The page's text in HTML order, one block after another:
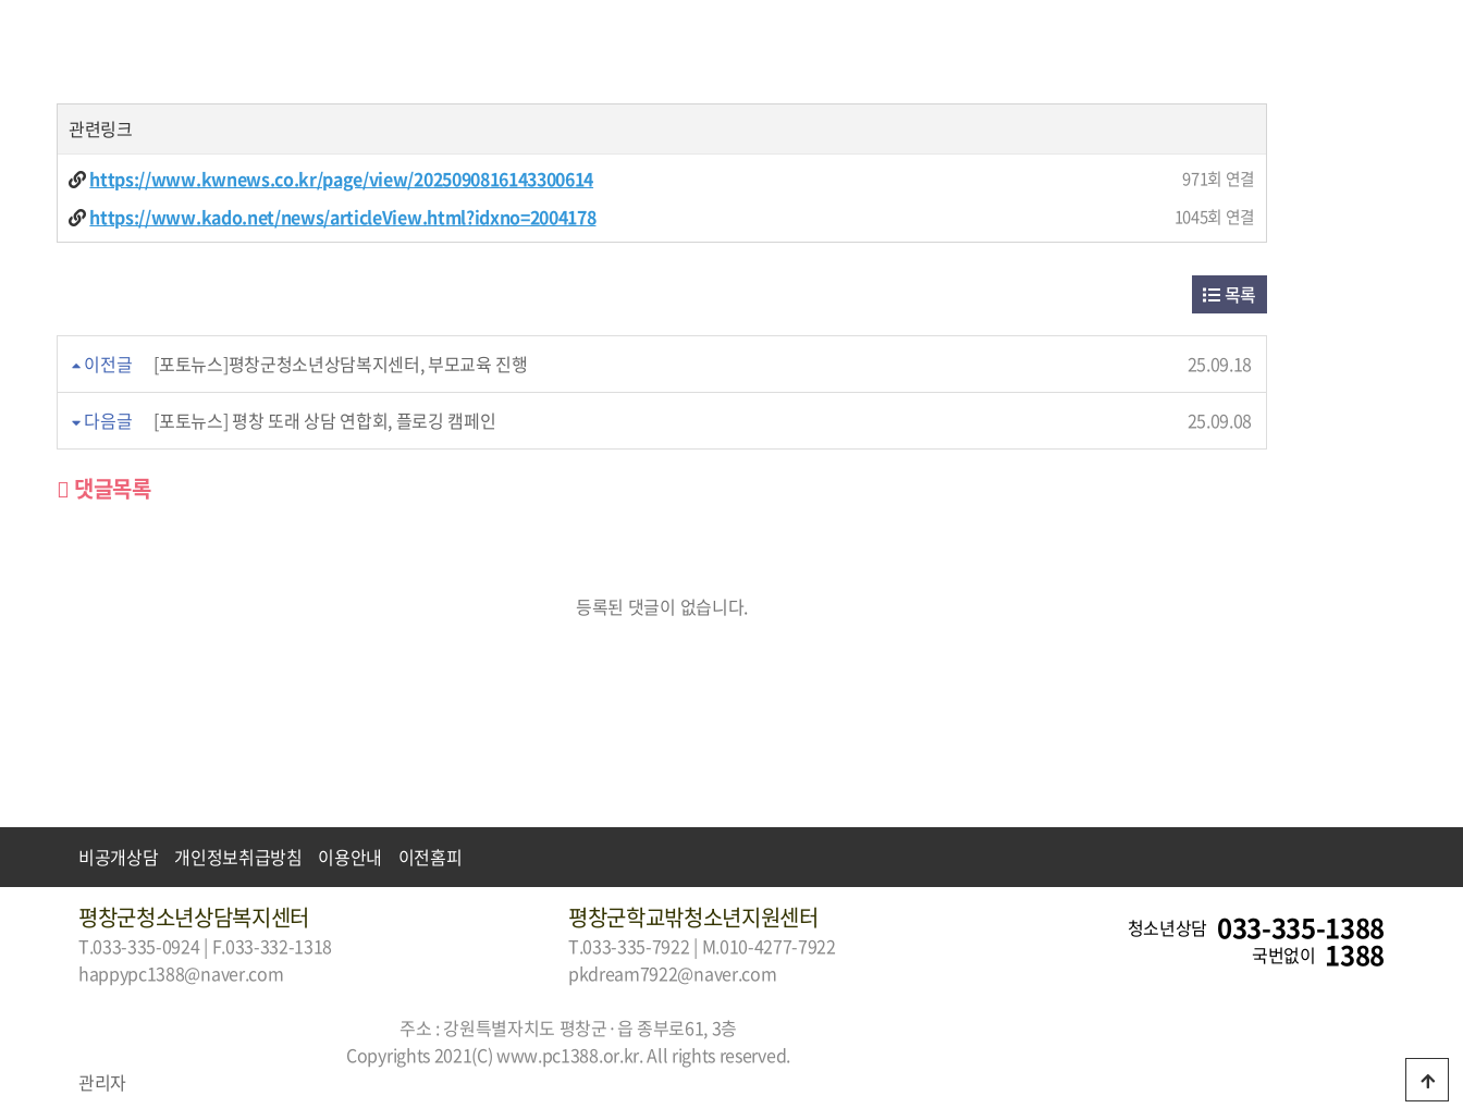
관련링크
https://www.kwnews.co.kr/page/view/2025090816143300614
971회 연결
https://www.kado.net/news/articleView.html?idxno=2004178 1045회 연결
목록
이전글 [포토뉴스]평창군청소년상담복지센터, 부모교육 진행 25.09.18
다음글 [포토뉴스] 평창 또래 상담 연합회, 플로깅 캠페인 25.09.08
댓글목록
등록된 댓글이 없습니다.
비공개상담 개인정보취급방침 이용안내 이전홈피
평창군청소년상담복지센터
T.033-335-0924 | F.033-332-1318
happypc1388@naver.com
평창군학교밖청소년지원센터
T.033-335-7922 | M.010-4277-7922
pkdream7922@naver.com
주소 : 강원특별자치도 평창군·읍 종부로61, 3층
Copyrights 2021(C) www.pc1388.or.kr. All rights reserved.
관리자
청소년상담 033-335-1388
국번없이 1388